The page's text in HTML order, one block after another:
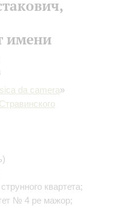
имени
dа сamera»
квартета;
№ 4 ре мажор;